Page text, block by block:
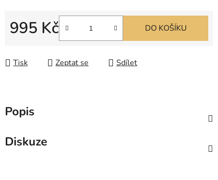
995 Kč DO KOŠÍKU
Tisk Zeptat se Sdílet
Popis
Diskuze